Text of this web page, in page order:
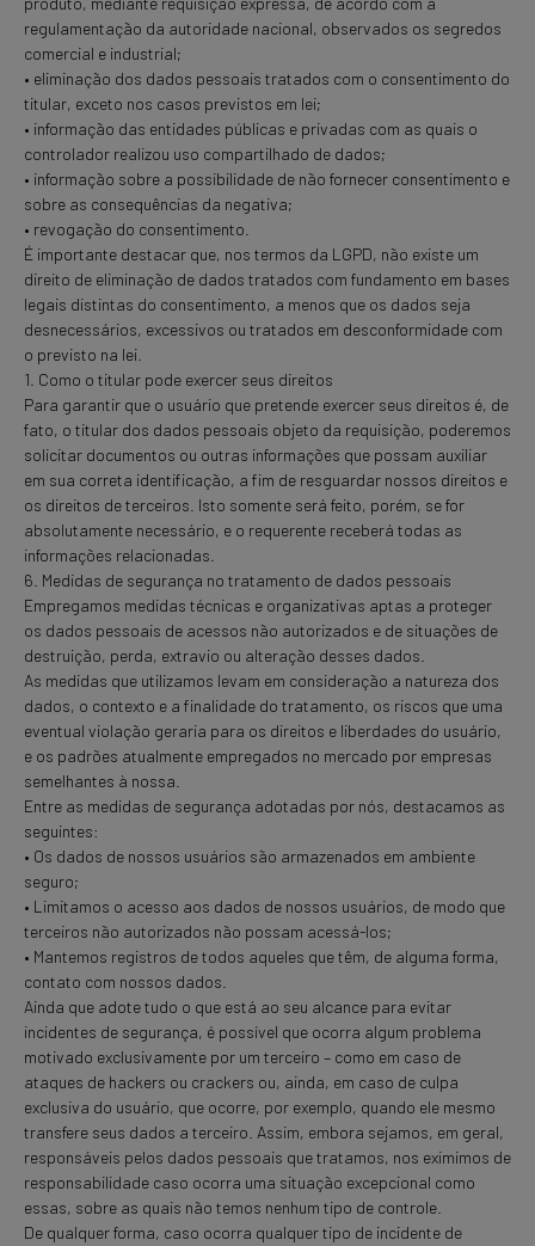
regulamentação da autoridade nacional, observados os segredos
comercial e industrial;
• eliminação dos dados pessoais tratados com o consentimento do
titular, exceto nos casos previstos em lei;
• informação das entidades públicas e privadas com as quais o
controlador realizou uso compartilhado de dados;
• informação sobre a possibilidade de não fornecer consentimento e
sobre as consequências da negativa;
• revogação do consentimento.
É importante destacar que, nos termos da LGPD, não existe um
direito de eliminação de dados tratados com fundamento em bases
legais distintas do consentimento, a menos que os dados seja
desnecessários, excessivos ou tratados em desconformidade com
o previsto na lei.
1. Como o titular pode exercer seus direitos
Para garantir que o usuário que pretende exercer seus direitos é, de
fato, o titular dos dados pessoais objeto da requisição, poderemos
solicitar documentos ou outras informações que possam auxiliar
em sua correta identificação, a fim de resguardar nossos direitos e
os direitos de terceiros. Isto somente será feito, porém, se for
absolutamente necessário, e o requerente receberá todas as
informações relacionadas.
6. Medidas de segurança no tratamento de dados pessoais
Empregamos medidas técnicas e organizativas aptas a proteger
os dados pessoais de acessos não autorizados e de situações de
destruição, perda, extravio ou alteração desses dados.
As medidas que utilizamos levam em consideração a natureza dos
dados, o contexto e a finalidade do tratamento, os riscos que uma
eventual violação geraria para os direitos e liberdades do usuário,
e os padrões atualmente empregados no mercado por empresas
semelhantes à nossa.
Entre as medidas de segurança adotadas por nós, destacamos as
seguintes:
• Os dados de nossos usuários são armazenados em ambiente
seguro;
• Limitamos o acesso aos dados de nossos usuários, de modo que
terceiros não autorizados não possam acessá-los;
• Mantemos registros de todos aqueles que têm, de alguma forma,
contato com nossos dados.
Ainda que adote tudo o que está ao seu alcance para evitar
incidentes de segurança, é possível que ocorra algum problema
motivado exclusivamente por um terceiro – como em caso de
ataques de hackers ou crackers ou, ainda, em caso de culpa
exclusiva do usuário, que ocorre, por exemplo, quando ele mesmo
transfere seus dados a terceiro. Assim, embora sejamos, em geral,
responsáveis pelos dados pessoais que tratamos, nos eximimos de
responsabilidade caso ocorra uma situação excepcional como
essas, sobre as quais não temos nenhum tipo de controle.
De qualquer forma, caso ocorra qualquer tipo de incidente de